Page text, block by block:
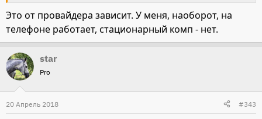
Это от провайдера зависит. У меня, наоборот, на
телефоне работает, стационарный комп - нет.
star
Pro
20 Апрель 2018 #343